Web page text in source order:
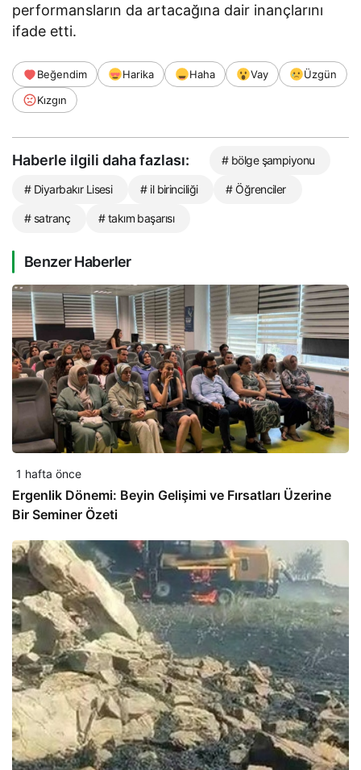
performansların da artacağına dair inançlarını
ifade etti.
Beğendim Harika Haha Vay
Üzgün
Kızgın
Haberle ilgili daha fazlası: # bölge şampiyonu
# Diyarbakır Lisesi # il birinciliği # Öğrenciler
# satranç # takım başarısı
Benzer Haberler
1 hafta önce
Ergenlik Dönemi: Beyin Gelişimi ve Fırsatları Üzerine
Bir Seminer Özeti